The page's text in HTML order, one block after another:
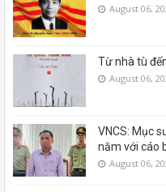
August 06,
Từ nhà tù
August 06,
VNCS: Mục
năm với cáo
August 06,